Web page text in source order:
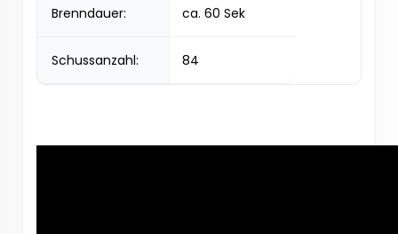
Brenndauer: ca. 60 Sek
Schussanzahl: 84